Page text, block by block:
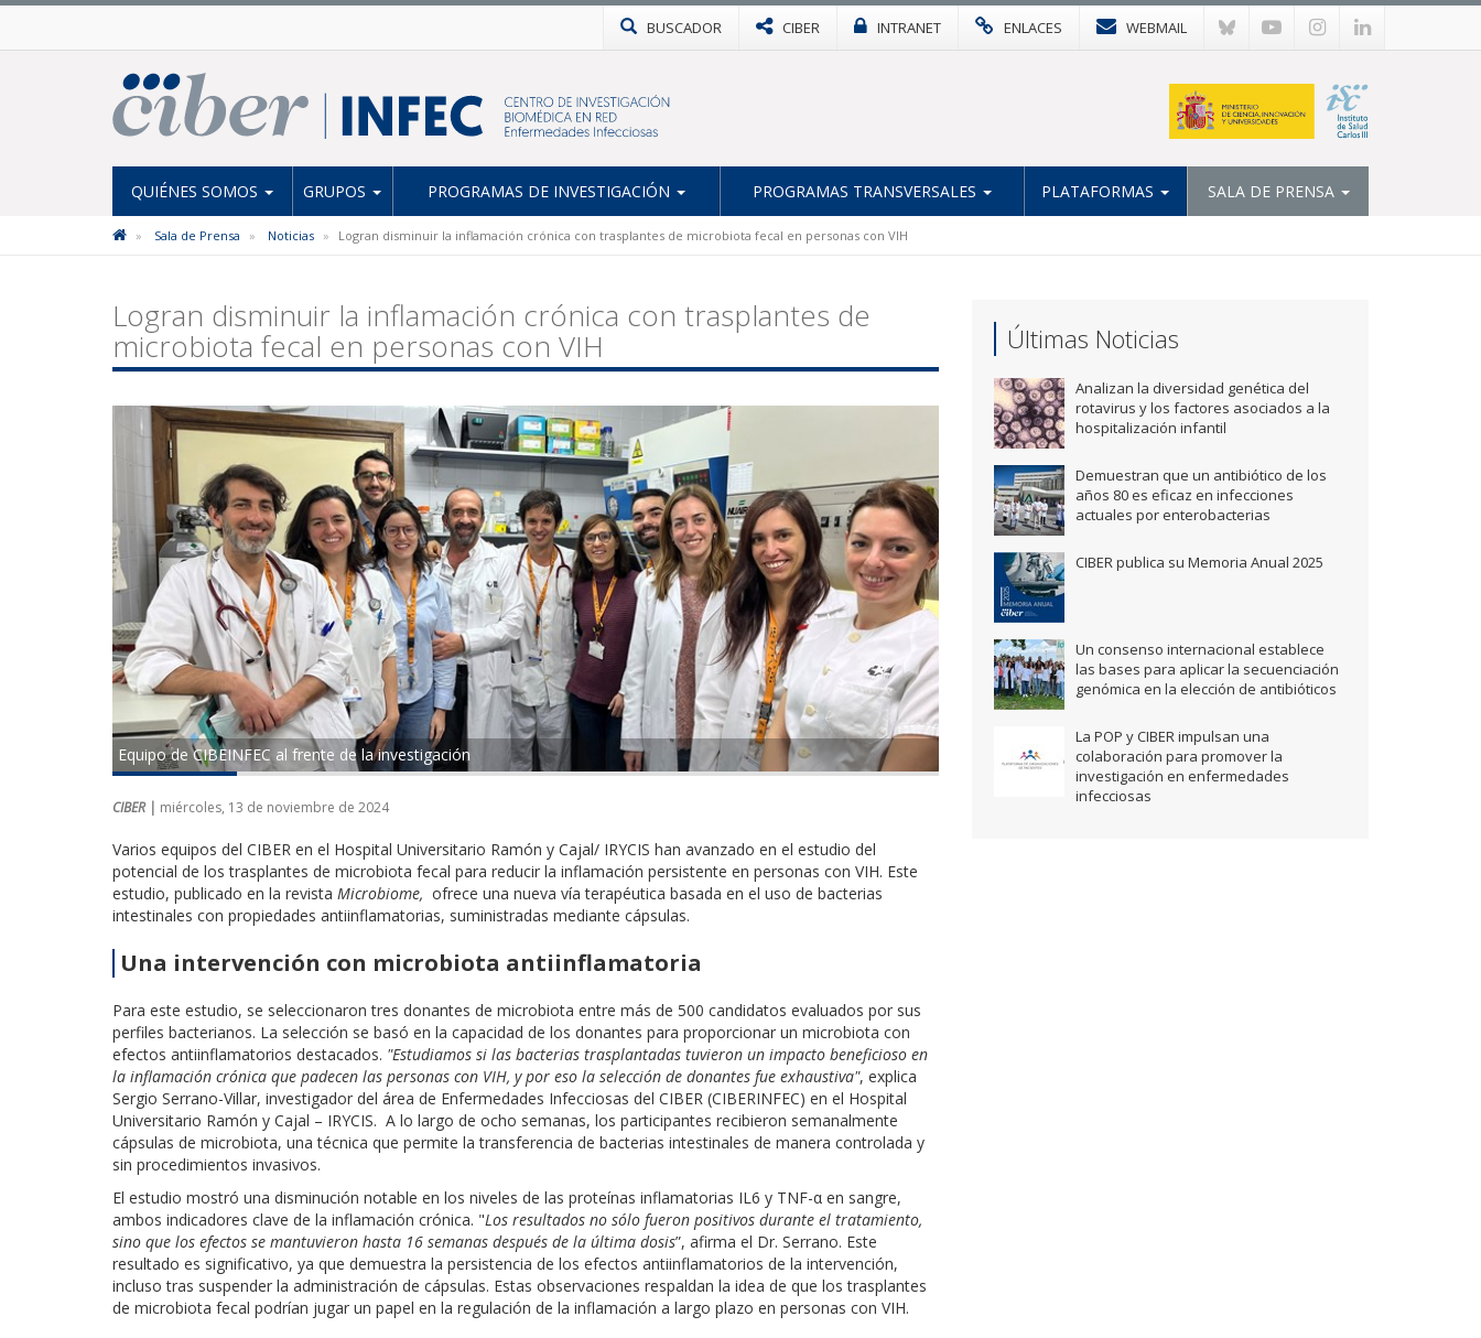
BUSCADOR CIBER INTRANET ENLACES WEBMAIL
QUIÉNES SOMOS GRUPOS PROGRAMAS DE INVESTIGACIÓN PROGRAMAS TRANSVERSALES PLATAFORMAS SALA DE PRENSA
Sala de Prensa Noticias Logran disminuir la inflamación crónica con trasplantes de microbiota fecal en personas con VIH
Logran disminuir la inflamación crónica con trasplantes de
microbiota fecal en personas con VIH
Equipo de CIBEINFEC al frente de la investigación
CIBER | miércoles, 13 de noviembre de 2024
Varios equipos del CIBER en el Hospital Universitario Ramón y Cajal/ IRYCIS han avanzado en el estudio del
potencial de los trasplantes de microbiota fecal para reducir la inflamación persistente en personas con VIH. Este
estudio, publicado en la revista Microbiome, ofrece una nueva vía terapéutica basada en el uso de bacterias
intestinales con propiedades antiinflamatorias, suministradas mediante cápsulas.
Una intervención con microbiota antiinflamatoria
Para este estudio, se seleccionaron tres donantes de microbiota entre más de 500 candidatos evaluados por sus
perfiles bacterianos. La selección se basó en la capacidad de los donantes para proporcionar un microbiota con
efectos antiinflamatorios destacados. "Estudiamos si las bacterias trasplantadas tuvieron un impacto beneficioso en
la inflamación crónica que padecen las personas con VIH, y por eso la selección de donantes fue exhaustiva", explica
Sergio Serrano-Villar, investigador del área de Enfermedades Infecciosas del CIBER (CIBERINFEC) en el Hospital
Universitario Ramón y Cajal – IRYCIS. A lo largo de ocho semanas, los participantes recibieron semanalmente
cápsulas de microbiota, una técnica que permite la transferencia de bacterias intestinales de manera controlada y
sin procedimientos invasivos.
El estudio mostró una disminución notable en los niveles de las proteínas inflamatorias IL6 y TNF-α en sangre,
ambos indicadores clave de la inflamación crónica. "Los resultados no sólo fueron positivos durante el tratamiento,
sino que los efectos se mantuvieron hasta 16 semanas después de la última dosis”, afirma el Dr. Serrano. Este
resultado es significativo, ya que demuestra la persistencia de los efectos antiinflamatorios de la intervención,
incluso tras suspender la administración de cápsulas. Estas observaciones respaldan la idea de que los trasplantes
de microbiota fecal podrían jugar un papel en la regulación de la inflamación a largo plazo en personas con VIH.
Últimas Noticias
Analizan la diversidad genética del
rotavirus y los factores asociados a la
hospitalización infantil
Demuestran que un antibiótico de los
años 80 es eficaz en infecciones
actuales por enterobacterias
CIBER publica su Memoria Anual 2025
Un consenso internacional establece
las bases para aplicar la secuenciación
genómica en la elección de antibióticos
La POP y CIBER impulsan una
colaboración para promover la
investigación en enfermedades
infecciosas